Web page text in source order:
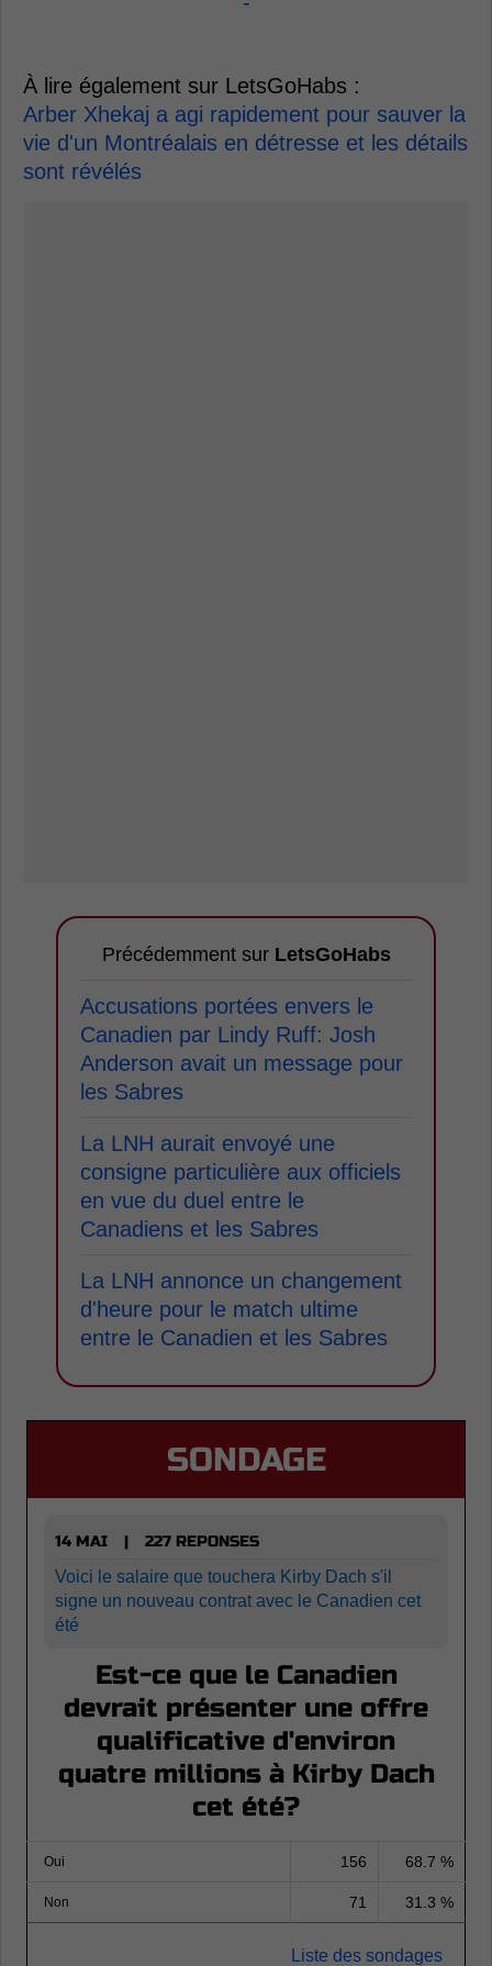
À lire également sur LetsGoHabs :
Arber Xhekaj a agi rapidement pour sauver la
vie d'un Montréalais en détresse et les détails
sont révélés
Précédemment sur LetsGoHabs
Accusations portées envers le
Canadien par Lindy Ruff: Josh
Anderson avait un message pour
les Sabres
La LNH aurait envoyé une
consigne particulière aux officiels
en vue du duel entre le
Canadiens et les Sabres
La LNH annonce un changement
d'heure pour le match ultime
entre le Canadien et les Sabres
SONDAGE
14 MAI |
227 REPONSES
Voici le salaire que touchera Kirby Dach s'il
signe un nouveau contrat avec le Canadien cet
été
Est-ce que le Canadien
devrait présenter une offre
qualificative d'environ
quatre millions à Kirby Dach
cet été?
Oui 156 68.7 %
Non 71 31.3 %
Liste des sondages